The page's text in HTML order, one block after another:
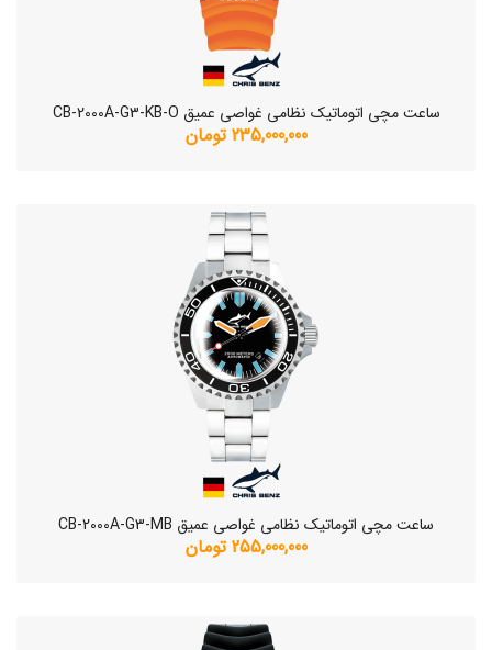
ساعت مچی اتوماتیک نظامی غواصی عمیق CB-2000A-G3-KB-O
235,000,000 تومان
ساعت مچی اتوماتیک نظامی غواصی عمیق CB-2000A-G3-MB
255,000,000 تومان